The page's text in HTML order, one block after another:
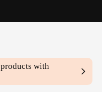
products with